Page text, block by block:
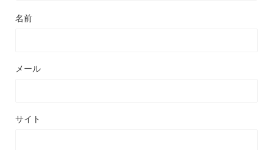
名前
メール
サイト